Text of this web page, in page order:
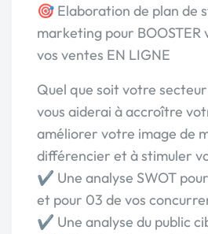
🎯 Elaboration de plan de
marketing pour
vos ventes EN LIGNE
Quel que soit votre
vous aiderai à accroître
améliorer votre image de
différencier et à stimuler
✔️ Une analyse SWOT
et pour 03 de vos
✔️ Une analyse du public